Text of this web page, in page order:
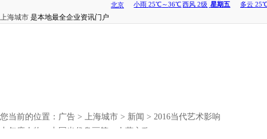
上海城市 是本地最全企业资讯门户
您当前的位置： 广告 > 上海城市 > 新闻 > 2016当代艺术影响
力年度人物—中国当代帛画第一人董文政